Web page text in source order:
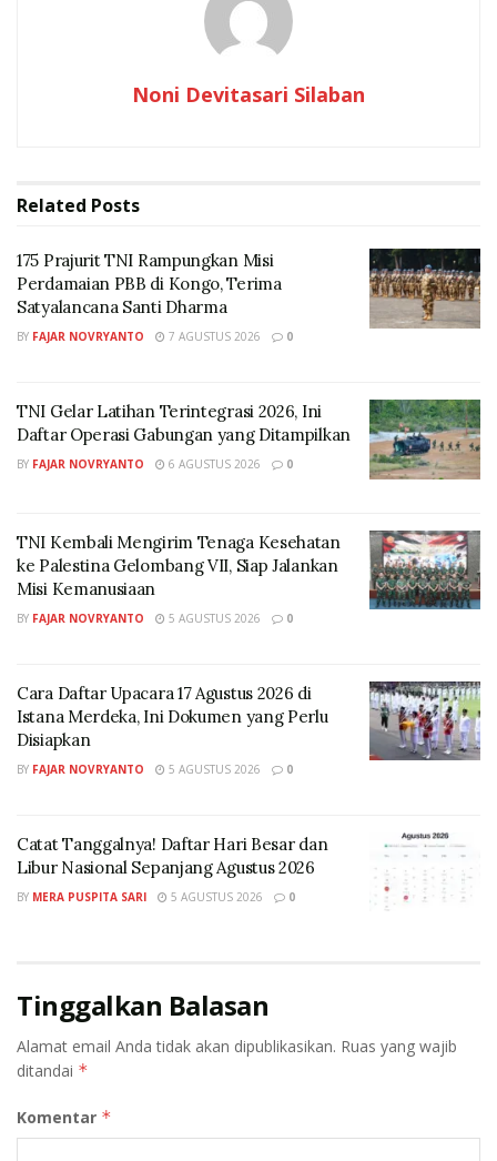
(Foto: dok. PT. Perusahaan Gas Negara Tbk (PGN)
“Keterlibatan perusahaan dalam urusan lingkungan
adalah langkah penting. Kami menyambut baik
Yogyakarta. Bantuan ini akan sangat bermanfaat
untuk pemerintah dan warga dalam mempercepat
pengelolaan sampah di wilayah permukiman,” kata
Hasto mengatakan, bantuan tersebut sejalan dengan
upaya Pemkot Yogyakarta dalam memperkuat
program unggulan MAS JOS (Masyarakat Jogja Olah
sumbernya, yakni rumah tangga. “Program MAS JOS
menjadi komitmen bersama untuk memperkuat
kesadaran masyarakat dalam mengurangi volume
sampah dan mengelolanya secara mandiri serta
(Foto: dok. PT. Perusahaan Gas Negara Tbk (PGN)
Noni Devitasari Silaban
Related Posts
175 Prajurit TNI Rampungkan Misi
Perdamaian PBB di Kongo, Terima
Satyalancana Santi Dharma
BY FAJAR NOVRYANTO 7 AGUSTUS 2026 0
TNI Gelar Latihan Terintegrasi 2026, Ini
Daftar Operasi Gabungan yang Ditampilkan
BY FAJAR NOVRYANTO 6 AGUSTUS 2026 0
TNI Kembali Mengirim Tenaga Kesehatan
ke Palestina Gelombang VII, Siap Jalankan
Misi Kemanusiaan
BY FAJAR NOVRYANTO 5 AGUSTUS 2026 0
Cara Daftar Upacara 17 Agustus 2026 di
Istana Merdeka, Ini Dokumen yang Perlu
Disiapkan
BY FAJAR NOVRYANTO 5 AGUSTUS 2026 0
Catat Tanggalnya! Daftar Hari Besar dan
Libur Nasional Sepanjang Agustus 2026
BY MERA PUSPITA SARI 5 AGUSTUS 2026 0
Tinggalkan Balasan
Alamat email Anda tidak akan dipublikasikan. Ruas yang wajib
ditandai *
Komentar *